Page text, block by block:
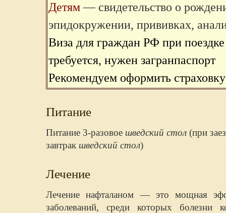
Детям— свидетельство о
эпидокружении, прививках,
Виза для граждан РФ при
требуется, нужен загранпаспорт
Рекомендуем оформить страховку
Питание
Питание 3-разовое шведский стол (при
завтрак шведский стол)
Лечение
Лечение нафталаном — это мощная
заболеваний, среди которых болезни